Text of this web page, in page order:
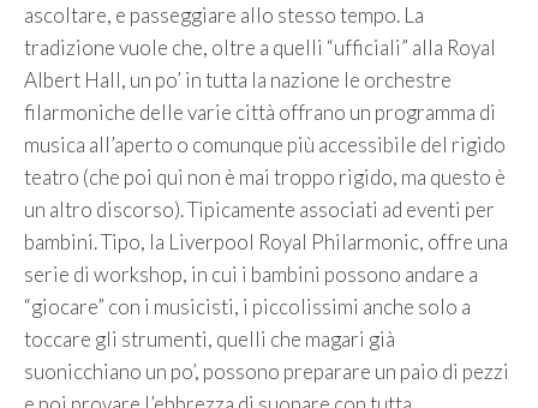
ascoltare, e passeggiare allo stesso tempo. La
tradizione vuole che, oltre a quelli “ufficiali” alla Royal
Albert Hall, un po’ in tutta la nazione le orchestre
filarmoniche delle varie città offrano un programma di
musica all’aperto o comunque più accessibile del rigido
teatro (che poi qui non è mai troppo rigido, ma questo è
un altro discorso). Tipicamente associati ad eventi per
bambini. Tipo, la Liverpool Royal Philarmonic, offre una
serie di workshop, in cui i bambini possono andare a
“giocare” con i musicisti, i piccolissimi anche solo a
toccare gli strumenti, quelli che magari già
suonicchiano un po’, possono preparare un paio di pezzi